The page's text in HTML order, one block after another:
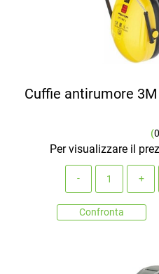
Cuffie antirumore
(0
Per visualizzare il
Confronta